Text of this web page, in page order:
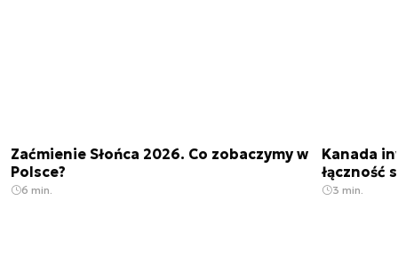
Zaćmienie Słońca 2026. Co zobaczymy w
Polsce?
6 min.
Kanada
łączność
3 min.